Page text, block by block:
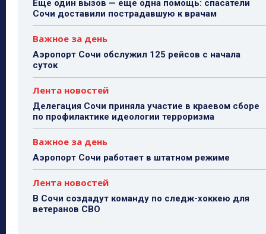
Еще один вызов — еще одна помощь: спасатели
Сочи доставили пострадавшую к врачам
Важное за день
Аэропорт Сочи обслужил 125 рейсов с начала
суток
Лента новостей
Делегация Сочи приняла участие в краевом сборе
по профилактике идеологии терроризма
Важное за день
Аэропорт Сочи работает в штатном режиме
Лента новостей
В Сочи создадут команду по следж-хоккею для
ветеранов СВО